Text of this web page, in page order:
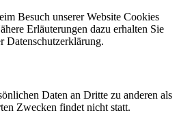
Besuch unserer Website Cookies
Erläuterungen dazu erhalten Sie
Datenschutzerklärung.
Daten an Dritte zu anderen als
Zwecken findet nicht statt.